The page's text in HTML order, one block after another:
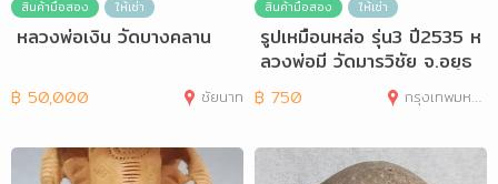
สินค้ามือสอง ให้เช่า
หลวงพ่อเงิน วัดบางคลาน
฿ 50,000 ชัยนาท
สินค้ามือสอง ให้เช่า
รูปเหมือนหล่อ รุ่น3 ปี2535 ห
ลวงพ่อมี วัดมารวิชัย จ.อยุธ
ยา
฿ 750 กรุงเทพมหานคร